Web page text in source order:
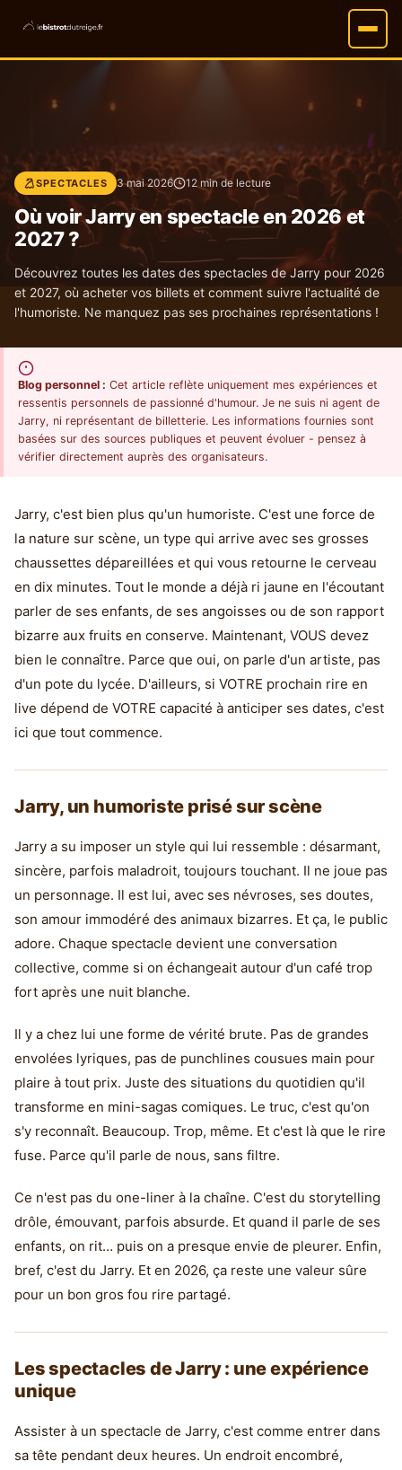
SPECTACLES 3 mai 2026 12 min de lecture
Où voir Jarry en spectacle en 2026 et
2027 ?
Découvrez toutes les dates des spectacles de Jarry pour 2026
et 2027, où acheter vos billets et comment suivre l'actualité de
l'humoriste. Ne manquez pas ses prochaines représentations !
Blog personnel : Cet article reflète uniquement mes expériences et
ressentis personnels de passionné d'humour. Je ne suis ni agent de
Jarry, ni représentant de billetterie. Les informations fournies sont
basées sur des sources publiques et peuvent évoluer - pensez à
vérifier directement auprès des organisateurs.
Jarry, c'est bien plus qu'un humoriste. C'est une force de
la nature sur scène, un type qui arrive avec ses grosses
chaussettes dépareillées et qui vous retourne le cerveau
en dix minutes. Tout le monde a déjà ri jaune en l'écoutant
parler de ses enfants, de ses angoisses ou de son rapport
bizarre aux fruits en conserve. Maintenant, VOUS devez
bien le connaître. Parce que oui, on parle d'un artiste, pas
d'un pote du lycée. D'ailleurs, si VOTRE prochain rire en
live dépend de VOTRE capacité à anticiper ses dates, c'est
ici que tout commence.
Jarry, un humoriste prisé sur scène
Jarry a su imposer un style qui lui ressemble : désarmant,
sincère, parfois maladroit, toujours touchant. Il ne joue pas
un personnage. Il est lui, avec ses névroses, ses doutes,
son amour immodéré des animaux bizarres. Et ça, le public
adore. Chaque spectacle devient une conversation
collective, comme si on échangeait autour d'un café trop
fort après une nuit blanche.
Il y a chez lui une forme de vérité brute. Pas de grandes
envolées lyriques, pas de punchlines cousues main pour
plaire à tout prix. Juste des situations du quotidien qu'il
transforme en mini-sagas comiques. Le truc, c'est qu'on
s'y reconnaît. Beaucoup. Trop, même. Et c'est là que le rire
fuse. Parce qu'il parle de nous, sans filtre.
Ce n'est pas du one-liner à la chaîne. C'est du storytelling
drôle, émouvant, parfois absurde. Et quand il parle de ses
enfants, on rit… puis on a presque envie de pleurer. Enfin,
bref, c'est du Jarry. Et en 2026, ça reste une valeur sûre
pour un bon gros fou rire partagé.
Les spectacles de Jarry : une expérience
unique
Assister à un spectacle de Jarry, c'est comme entrer dans
sa tête pendant deux heures. Un endroit encombré,